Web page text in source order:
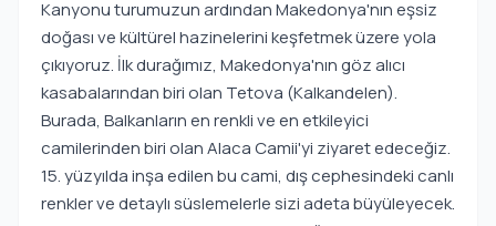
Kanyonu turumuzun ardından Makedonya'nın eşsiz
doğası ve kültürel hazinelerini keşfetmek üzere yola
çıkıyoruz. İlk durağımız, Makedonya'nın göz alıcı
kasabalarından biri olan Tetova (Kalkandelen).
Burada, Balkanların en renkli ve en etkileyici
camilerinden biri olan Alaca Camii'yi ziyaret edeceğiz.
15. yüzyılda inşa edilen bu cami, dış cephesindeki canlı
renkler ve detaylı süslemelerle sizi adeta büyüleyecek.